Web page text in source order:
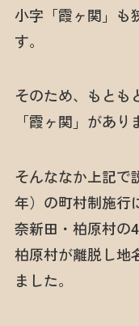
小字「霞ヶ関」も
す。
そのため、もとも
「霞ヶ関」があり
そんななか上記で
年）の町村制施行
奈新田・柏原村の
柏原村が離脱し地
ました。